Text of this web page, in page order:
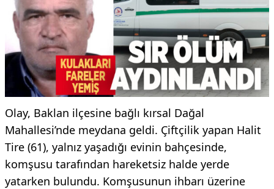
Olay, Baklan ilçesine bağlı kırsal Dağal
Mahallesi’nde meydana geldi. Çiftçilik yapan Halit
Tire (61), yalnız yaşadığı evinin bahçesinde,
komşusu tarafından hareketsiz halde yerde
yatarken bulundu. Komşusunun ihbarı üzerine